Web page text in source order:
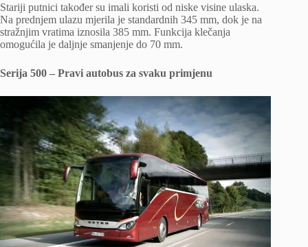
Stariji putnici također su imali koristi od niske visine ulaska.
Na prednjem ulazu mjerila je standardnih 345 mm, dok je na
stražnjim vratima iznosila 385 mm. Funkcija klečanja
omogućila je daljnje smanjenje do 70 mm.
Serija 500 – Pravi autobus za svaku primjenu